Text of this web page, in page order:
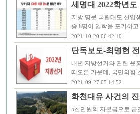
세명대 2022학년
지방 명문 국립대도 신입
중 8명이 입학을 포기하
2021-10-20 06:42:10
단독보도-최명현
내년 지방선거와 관련 윤
떠오른 가운데, 국민의힘
2021-09-27 05:14:52
화천대유 사건의
5천만원의 자본금으로 급